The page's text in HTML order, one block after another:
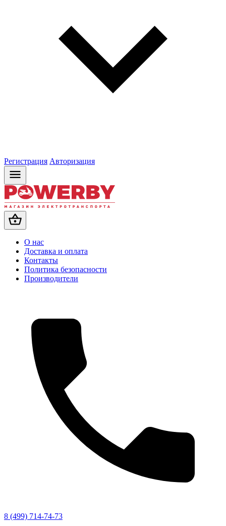
Регистрация Авторизация
О нас
Доставка и оплата
Контакты
Политика безопасности
Производители
8 (499) 714-74-73